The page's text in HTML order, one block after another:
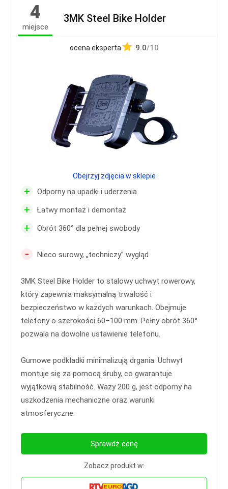
4
miejsce
3MK Steel Bike Holder
ocena eksperta 9.0/10
+ Odporny na upadki i uderzenia
+ Łatwy montaż i demontaż
+ Obrót 360° dla pełnej swobody
- Nieco surowy, „techniczy” wygląd
3MK Steel Bike Holder to stalowy uchwyt rowerowy,
który zapewnia maksymalną trwałość i
bezpieczeństwo w każdych warunkach. Obejmuje
telefony o szerokości 60–100 mm. Pełny obrót 360°
pozwala na dowolne ustawienie telefonu.
Gumowe podkładki minimalizują drgania. Uchwyt
montuje się za pomocą śruby, co gwarantuje
wyjątkową stabilność. Waży 200 g, jest odporny na
uszkodzenia mechaniczne oraz warunki
atmosferyczne.
Obejrzyj zdjęcia w sklepie
Sprawdź cenę
Zobacz produkt w: